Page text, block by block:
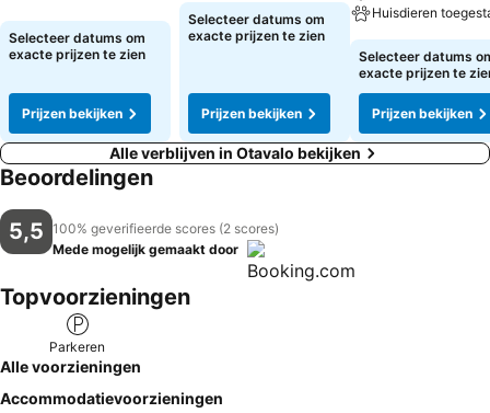
Selecteer datums om
exacte prijzen te zien
Prijzen bekijken
Selecteer datums om
exacte prijzen te zien
Prijzen bekijken
Huisdieren
Selecteer datums
exacte prijzen te
Prijzen bekijken
Alle verblijven in Otavalo bekijken
Beoordelingen
5,5 100% geverifieerde scores (2 scores)
Mede mogelijk gemaakt door
Topvoorzieningen
Parkeren
Alle voorzieningen
Accommodatievoorzieningen